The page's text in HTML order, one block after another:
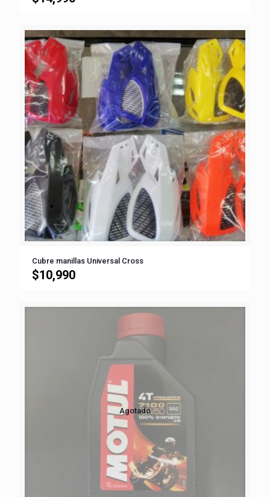
Cubre manillas Universal Cross
$10,990
Agotado